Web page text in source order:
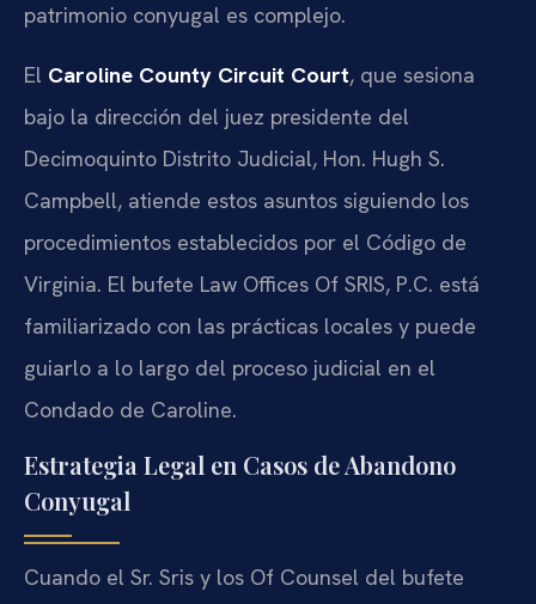
patrimonio conyugal es complejo.
El Caroline County Circuit Court, que sesiona
bajo la dirección del juez presidente del
Decimoquinto Distrito Judicial, Hon. Hugh S.
Campbell, atiende estos asuntos siguiendo los
procedimientos establecidos por el Código de
Virginia. El bufete Law Offices Of SRIS, P.C. está
familiarizado con las prácticas locales y puede
guiarlo a lo largo del proceso judicial en el
Condado de Caroline.
Estrategia Legal en Casos de Abandono
Conyugal
Cuando el Sr. Sris y los Of Counsel del bufete